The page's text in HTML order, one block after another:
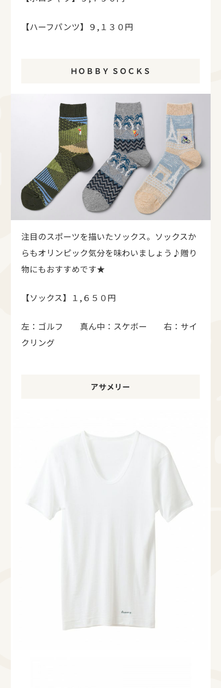
【ハーフパンツ】９,１３０円
ＨＯＢＢＹ ＳＯＣＫＳ
注目のスポーツを描いたソックス。ソックスか
らもオリンピック気分を味わいましょう♪贈り
物にもおすすめです★
【ソックス】１,６５０円
左：ゴルフ 真ん中：スケボー 右：サイ
クリング
アサメリー